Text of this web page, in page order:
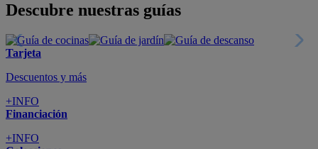
Descubre nuestras guías
Tarjeta
Descuentos y más
+INFO
Financiación
+INFO